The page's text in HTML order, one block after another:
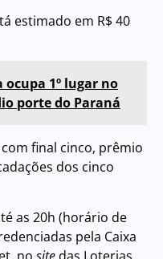
estimado em R$ 40
ocupa 1º lugar no
porte do Paraná
final cinco, prêmio
dos cinco
as 20h (horário de
pela Caixa
no sitedas Loterias